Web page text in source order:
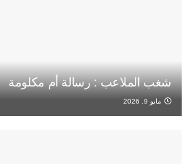
شغب الملاعب : رسالة أم مكلومة
مايو 9, 2026